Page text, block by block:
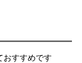
おすすめです